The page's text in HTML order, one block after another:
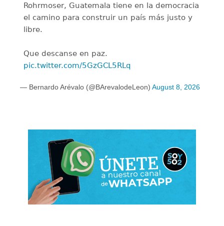
Rohrmoser, Guatemala tiene en la democracia
el camino para construir un país más justo y
libre.
Que descanse en paz.
pic.twitter.com/5GzGCL5RLq
— Bernardo Arévalo (@BArevalodeLeon) August 8, 2026